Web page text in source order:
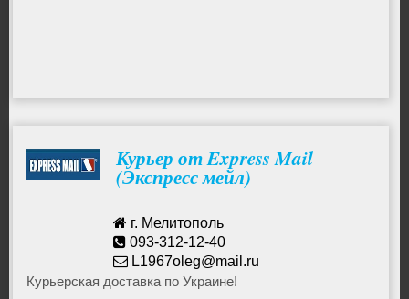
Курьер от Express Mail
(Экспресс мейл)
г. Мелитополь
093-312-12-40
L1967oleg@mail.ru
Курьерская доставка по Украине!